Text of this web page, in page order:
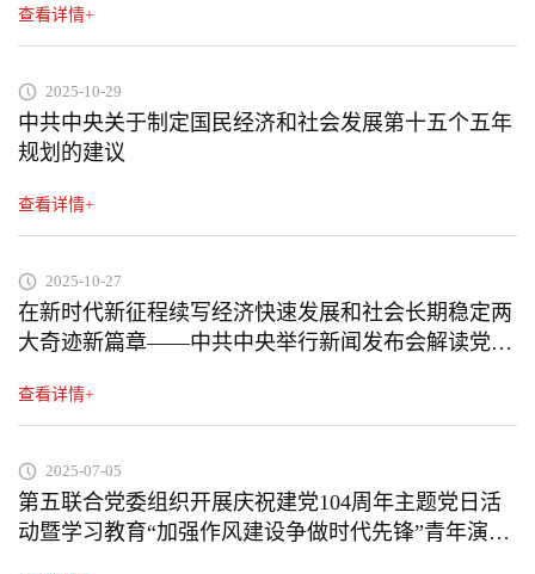
查看详情+
2025-10-29
中共中央关于制定国民经济和社会发展第十五个五年
规划的建议
查看详情+
2025-10-27
在新时代新征程续写经济快速发展和社会长期稳定两
大奇迹新篇章——中共中央举行新闻发布会解读党的
查看详情+
2025-07-05
第五联合党委组织开展庆祝建党104周年主题党日活
动暨学习教育“加强作风建设争做时代先锋”青年演讲